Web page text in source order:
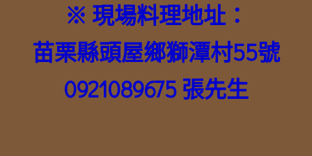
※ 現場料理地址：
苗栗縣頭屋鄉獅潭村55號
0921089675 張先生